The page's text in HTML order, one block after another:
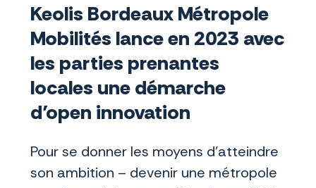
Keolis Bordeaux Métropole
Mobilités lance en 2023 avec
les parties prenantes
locales une démarche
d’open innovation
Pour se donner les moyens d’atteindre
son ambition – devenir une métropole